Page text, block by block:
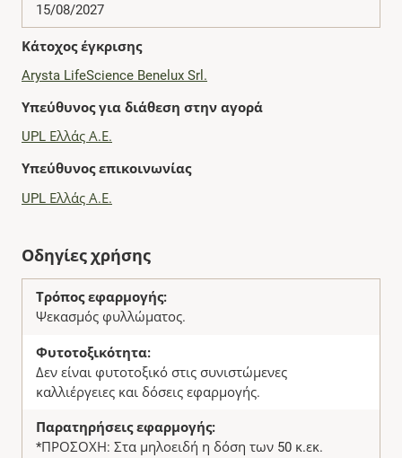
15/08/2027
Κάτοχος έγκρισης
Arysta LifeScience Benelux Srl.
Υπεύθυνος για διάθεση στην αγορά
UPL Ελλάς Α.Ε.
Υπεύθυνος επικοινωνίας
UPL Ελλάς Α.Ε.
Οδηγίες χρήσης
Τρόπος εφαρμογής:
Ψεκασμός φυλλώματος.
Φυτοτοξικότητα:
Δεν είναι φυτοτοξικό στις συνιστώμενες
καλλιέργειες και δόσεις εφαρμογής.
Παρατηρήσεις εφαρμογής:
*ΠΡΟΣΟΧΗ: Στα μηλοειδή η δόση των 50 κ.εκ.